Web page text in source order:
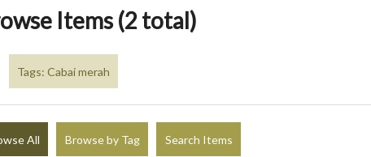
Items (2 total)
Tags: Cabai merah
All Browse by Tag Search Items